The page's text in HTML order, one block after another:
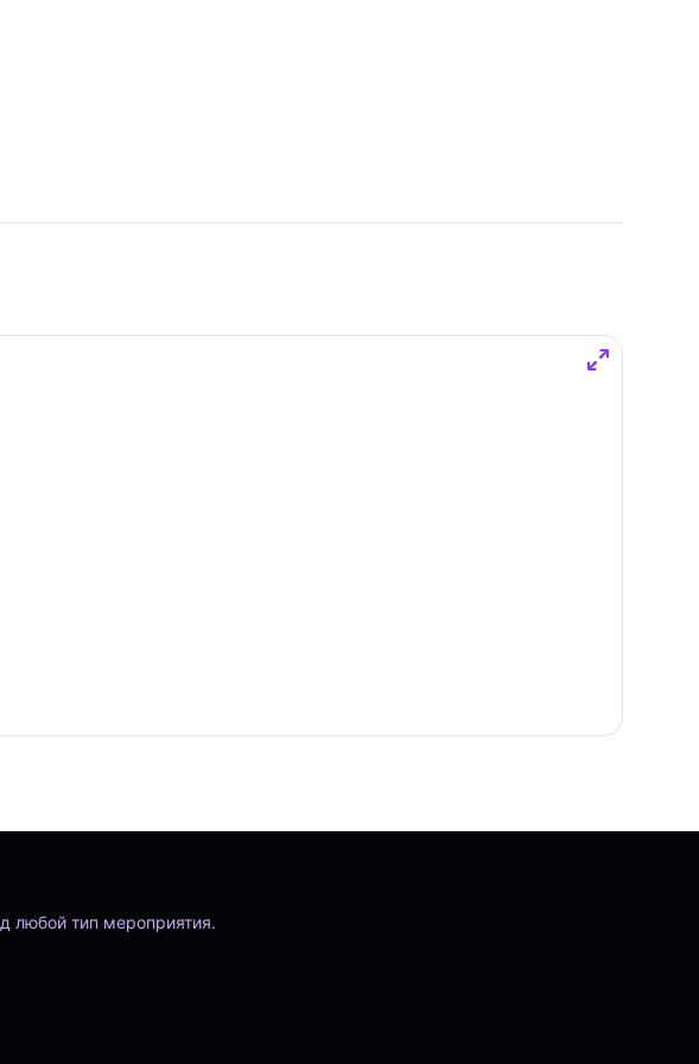
любой тип мероприятия.